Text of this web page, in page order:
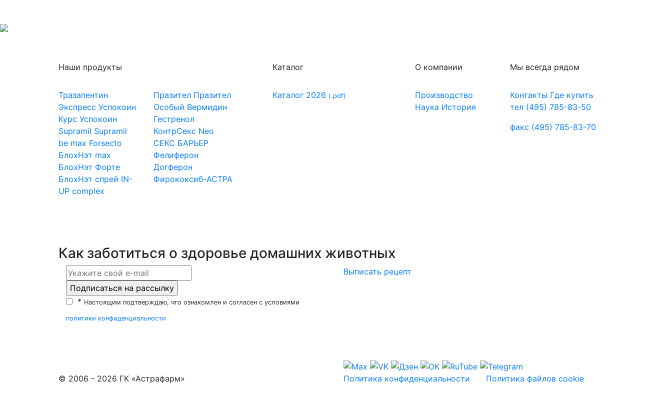
Наши продукты Каталог О компании Мы всегда рядом
Тразапентин
Экспресс Успокоин
Курс Успокоин
Supramil Supramil
be max Forsecto
БлохНэт max
БлохНэт Форте
БлохНэт спрей IN-
UP complex
Празител Празител
Особый Вермидин
Гестренол
КонтрСекс Neo
СЕКС БАРЬЕР
Фелиферон
Догферон
Фирококсиб-АСТРА
Каталог 2026 (.pdf)
Производство
Наука История
Контакты Где купить
тел (495) 785-83-50
факс (495) 785-83-70
Как заботиться о здоровье домашних животных
* Настоящим подтверждаю, что ознакомлен и согласен с условиями
политики конфиденциальности
Выписать рецепт
© 2006 - 2026 ГК «Астрафарм» Политика конфиденциальности Политика файлов cookie